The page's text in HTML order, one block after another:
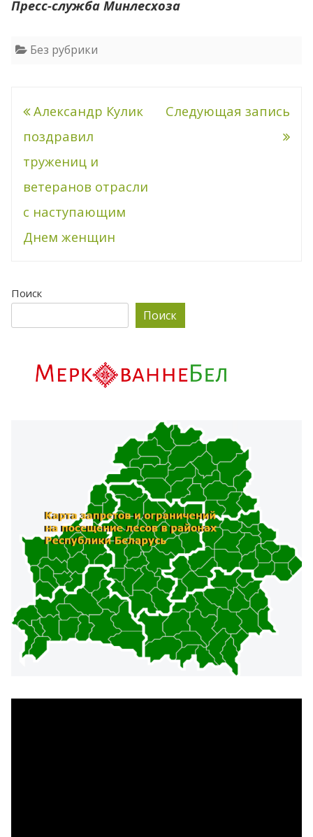
Пресс-служба Минлесхоза
Без рубрики
Навигация
по
записям
Александр Кулик
поздравил
тружениц и
ветеранов отрасли
с наступающим
Днем женщин
Следующая запись
Поиск
Поиск